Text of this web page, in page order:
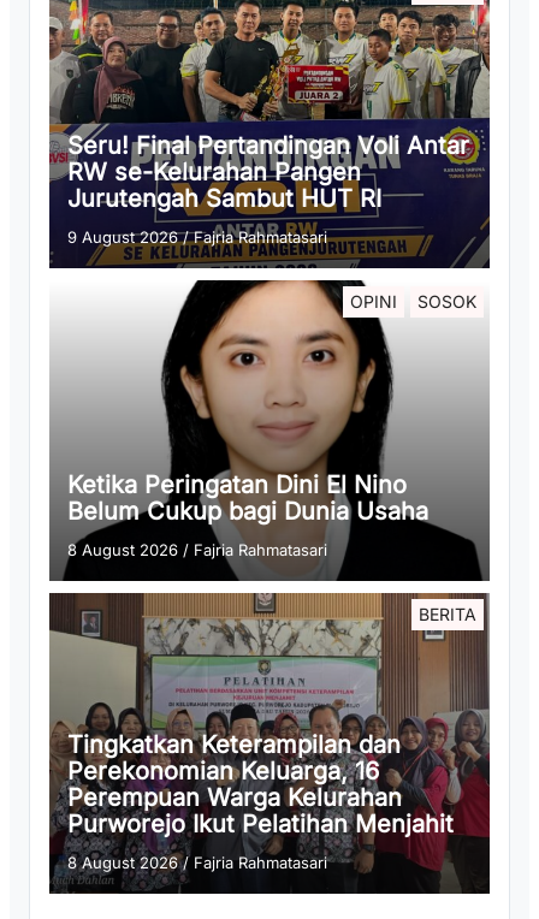
Seru! Final Pertandingan Voli Antar
RW se-Kelurahan Pangen
Jurutengah Sambut HUT RI
9 August 2026/Fajria Rahmatasari
OPINI SOSOK
Ketika Peringatan Dini El Nino
Belum Cukup bagi Dunia Usaha
8 August 2026 / Fajria Rahmatasari
BERITA
Tingkatkan Keterampilan dan
Perekonomian Keluarga, 16
Perempuan Warga Kelurahan
Purworejo Ikut Pelatihan Menjahit
8 August 2026/ Fajria Rahmatasari